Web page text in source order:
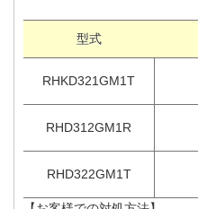
型式
RHKD321GM1T
RHD312GM1R
RHD322GM1T